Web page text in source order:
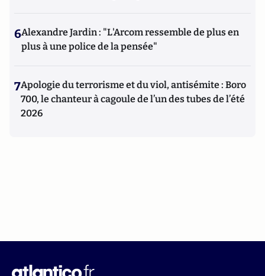
6Alexandre Jardin : "L'Arcom ressemble de plus en
plus à une police de la pensée"
7Apologie du terrorisme et du viol, antisémite : Boro
700, le chanteur à cagoule de l’un des tubes de l’été
2026